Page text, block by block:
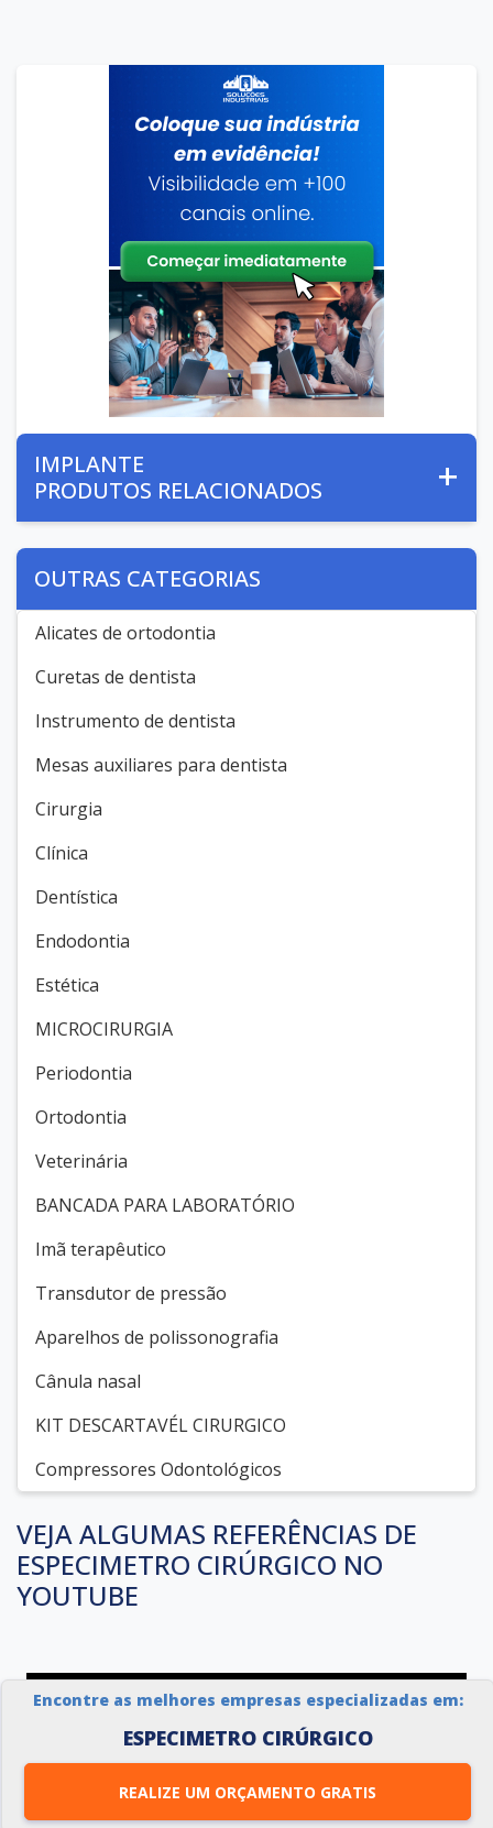
Encontre as melhores empresas especializadas em:
ESPECIMETRO CIRÚRGICO
REALIZE UM ORÇAMENTO GRATIS
IMPLANTE
PRODUTOS RELACIONADOS
OUTRAS CATEGORIAS
Alicates de ortodontia
Curetas de dentista
Instrumento de dentista
Mesas auxiliares para dentista
Cirurgia
Clínica
Dentística
Endodontia
Estética
MICROCIRURGIA
Periodontia
Ortodontia
Veterinária
BANCADA PARA LABORATÓRIO
Imã terapêutico
Transdutor de pressão
Aparelhos de polissonografia
Cânula nasal
KIT DESCARTAVÉL CIRURGICO
Compressores Odontológicos
VEJA ALGUMAS REFERÊNCIAS DE
ESPECIMETRO CIRÚRGICO NO
YOUTUBE